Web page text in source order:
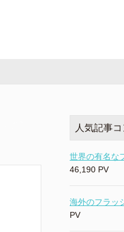
人気記事
世界の有名な
46,190 PV
海外のフラッ
PV